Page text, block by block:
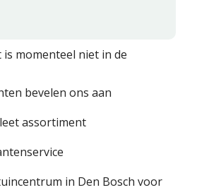
momenteel niet in de
bevelen ons aan
assortiment
in Den Bosch voor